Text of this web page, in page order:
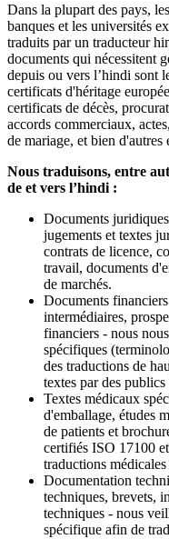
Dans la plupart des pays,
banques et les universités
traduits par un traducteur
documents qui nécessitent
depuis ou vers l’hindi sont
certificats d'héritage
certificats de décès,
accords commerciaux,
de mariage, et bien d'autres
Nous traduisons, entre
de et vers l’hindi :
Documents
jugements et textes
contrats de licence,
travail, documents
de marchés.
Documents
intermédiaires,
financiers - nous
spécifiques
des traductions de
textes par des
Textes médicaux
d'emballage, études
de patients et
certifiés ISO 17100
traductions
Documentation
techniques, brevets,
techniques - nous
spécifique afin de